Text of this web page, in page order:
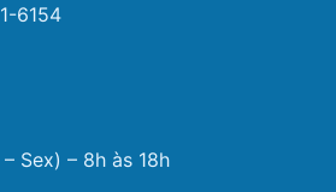
6154
Sex) – 8h às 18h